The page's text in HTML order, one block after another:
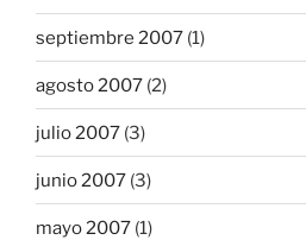
septiembre 2007 (1)
agosto 2007 (2)
julio 2007 (3)
junio 2007 (3)
mayo 2007 (1)